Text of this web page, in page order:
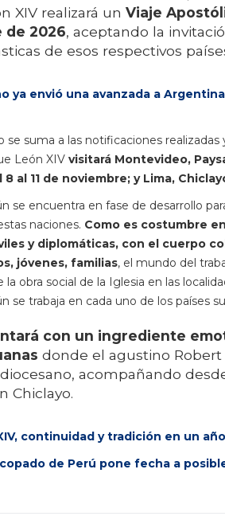
XIV realizará un Viaje
de 2026, aceptando la
de esos respectivos
ya envió una avanzada a
se suma a las notificaciones
León XIV visitará Montevideo,
al 11 de noviembre; y Lima,
se encuentra en fase de desarrollo
naciones. Como es costumbre
y diplomáticas, con el cuerpo
jóvenes, familias, el mundo del
obra social de la Iglesia en las
se trabaja en cada uno de los países
con un ingrediente
donde el agustino
acompañando
Chiclayo.
continuidad y tradición en un
de Perú pone fecha a